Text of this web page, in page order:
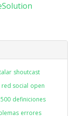
shoutcast
red social open
500 definiciones
errores